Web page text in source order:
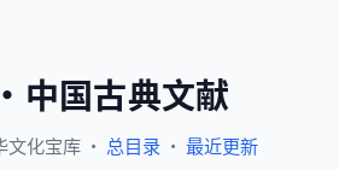
· 中国古典文献
文化宝库 · 总目录 · 最近更新